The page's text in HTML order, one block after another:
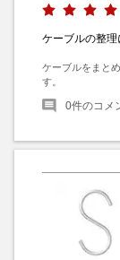
ケーブルの整理
ケーブルをまと
す。
0件のコメ